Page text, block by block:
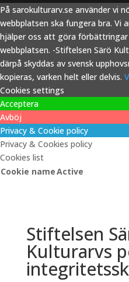
På sarokulturarv.se använder vi
webbplatsen ska fungera bra. Vi
hjälper oss att göra
webbplatsen. -Stiftelsen Särö
därpå skyddas av svensk
kopieras, varken helt eller delvis.
Cookies settings
Acceptera
Avböj
Privacy & Cookie policy
Privacy & Cookies policy
Cookies list
Cookie nameActive
Stiftelsen
Kulturarvs